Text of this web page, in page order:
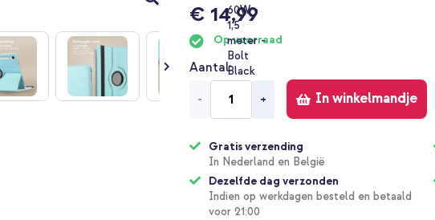
€ 14,99
Op voorraad
Aantal
- + In winkelmandje
Gratis verzending
In Nederland en België
Dezelfde dag verzonden
Indien op werkdagen besteld en betaald
voor 21:00